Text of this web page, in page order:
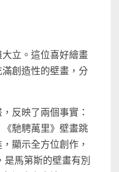
大立 。這位喜好繪畫
滿創造性的壁畫 ，分
反映了兩個事實：
馳騁萬里》壁畫跳
顯示全方位創作，
是馬第斯的壁畫有別